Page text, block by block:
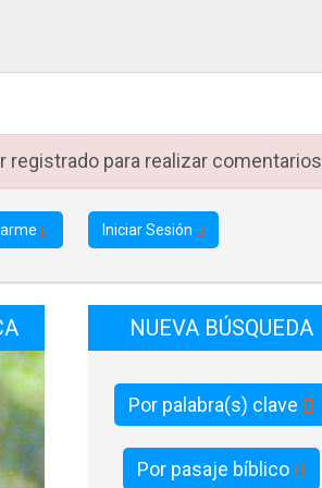
para
y 8
rey
la
registrado para realizar comentarios
Iniciar Sesión
NUEVA BÚSQUEDA
Por palabra(s) clave
Por pasaje bíblico